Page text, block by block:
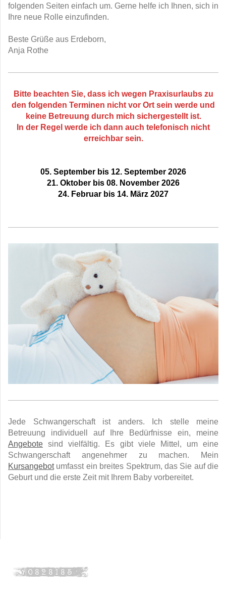
folgenden Seiten einfach um. Gerne helfe ich Ihnen, sich in
Ihre neue Rolle einzufinden.
Beste Grüße aus Erdeborn,
Anja Rothe
Bitte beachten Sie, dass ich wegen Praxisurlaubs zu
den folgenden Terminen nicht vor Ort sein werde und
keine Betreuung durch mich sichergestellt ist.
In der Regel werde ich dann auch telefonisch nicht
erreichbar sein.
05. September bis 12. September 2026
21. Oktober bis 08. November 2026
24. Februar bis 14. März 2027
Jede Schwangerschaft ist anders. Ich stelle meine
Betreuung individuell auf Ihre Bedürfnisse ein, meine
Angebote sind vielfältig. Es gibt viele Mittel, um eine
Schwangerschaft angenehmer zu machen. Mein
Kursangebotumfasst ein breites Spektrum, das Sie auf die
Geburt und die erste Zeit mit Ihrem Baby vorbereitet.